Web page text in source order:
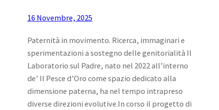
16 Novembre, 2025
Paternità in movimento. Ricerca, immaginari e
sperimentazioni a sostegno delle genitorialità Il
Laboratorio sul Padre, nato nel 2022 all’interno
de’ Il Pesce d’Oro come spazio dedicato alla
dimensione paterna, ha nel tempo intrapreso
diverse direzioni evolutive.In corso il progetto di